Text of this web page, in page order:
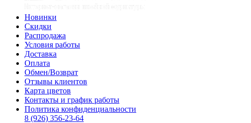
Новинки
Скидки
Распродажа
Условия работы
Доставка
Оплата
Обмен/Возврат
Отзывы клиентов
Карта цветов
Контакты и график работы
Политика конфиденциальности
8 (926) 356-23-64